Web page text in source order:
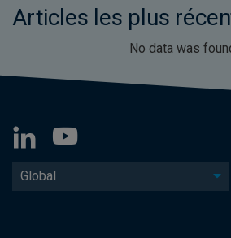
Articles les plus
No data was
Global